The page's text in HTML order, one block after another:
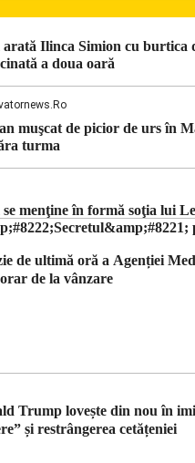
de la Cernavodă. România
dintre cele mai dificile
de vedere hidrologic din
Ilinca Simion cu burtica
a doua oară
muşcat de picior de urs în
turma
menţine în formă soţia lui
de ultimă oră a Agenției
de la vânzare
Trump lovește din nou în
și restrângerea cetățeniei